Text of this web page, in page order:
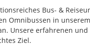
Bus- &
Omnibussen in
Unsere erfahrenen
Ziel.